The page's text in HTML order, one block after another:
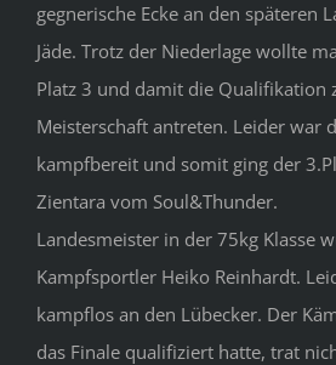
gegnerische Ecke an den späteren
Jäde. Trotz der Niederlage wollte
Platz 3 und damit die Qualifikation
Meisterschaft antreten. Leider war
kampfbereit und somit ging der
Zientara vom Soul&Thunder.
Landesmeister in der 75kg Klasse
Kampfsportler Heiko Reinhardt.
kampflos an den Lübecker. Der
das Finale qualifiziert hatte, trat